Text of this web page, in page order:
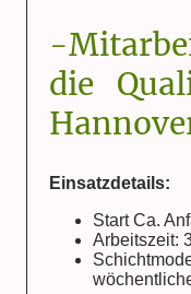
-
die
Einsatzdetails:
Start Ca.
Arbeitszeit: